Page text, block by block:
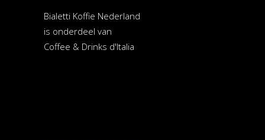
Bialetti Koffie Nederland
is onderdeel van
Coffee & Drinks d'Italia